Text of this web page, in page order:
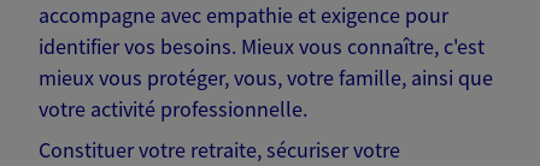
accompagne avec empathie et exigence pour
identifier vos besoins. Mieux vous connaître, c'est
mieux vous protéger, vous, votre famille, ainsi que
votre activité professionnelle.
Constituer votre retraite, sécuriser votre